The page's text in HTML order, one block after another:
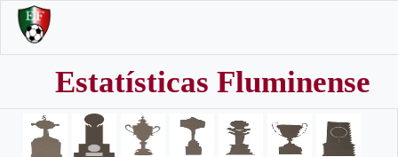
Estatísticas Fluminense